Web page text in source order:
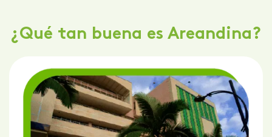
¿Qué tan buena es Areandina?